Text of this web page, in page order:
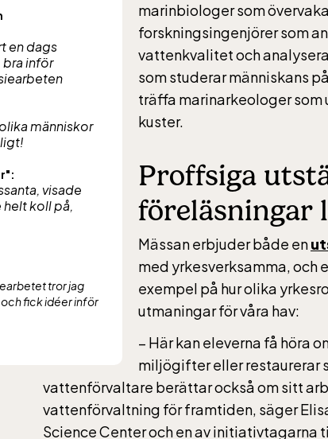
en dags
bra inför
människor
visade
helt koll på,
tror jag
fick idéer inför
marinbiologer som
forskningsingenjörer som
vattenkvalitet och
som studerar människans
träffa marinarkeologer som
kuster.
Proffsiga
föreläsningar
Mässan erbjuder både en
med yrkesverksamma,
exempel på hur olika
utmaningar för våra hav:
– Här kan eleverna få höra
miljögifter eller restaurerar
vattenförvaltare berättar också om sitt
vattenförvaltning för framtiden, säger
Science Center och en av initiativtagarna